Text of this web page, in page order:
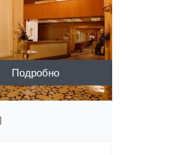
Подробно